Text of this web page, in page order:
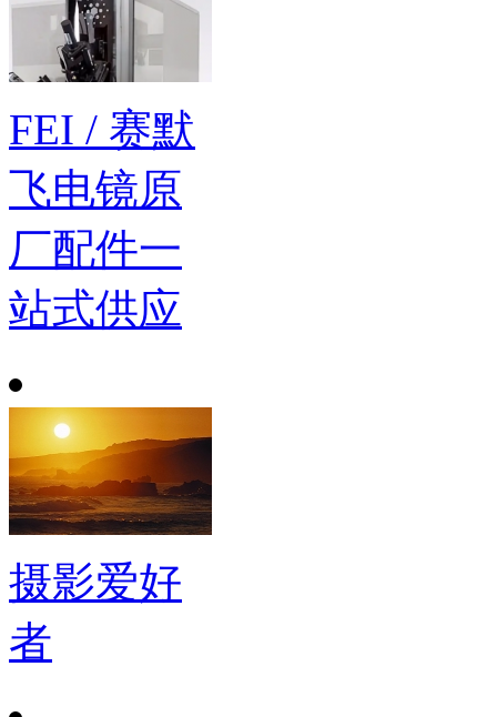
FEI / 赛默
飞电镜原
厂配件一
站式供应
摄影爱好
者